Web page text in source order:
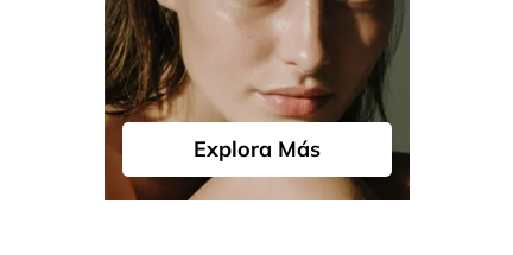
Explora Más